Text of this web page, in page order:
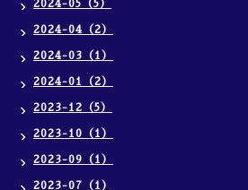
2024-05（5）
2024-04（2）
2024-03（1）
2024-01（2）
2023-12（5）
2023-10（1）
2023-09（1）
2023-07（1）